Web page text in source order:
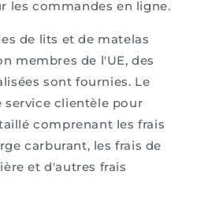
les commandes en ligne.
de lits et de matelas
membres de l'UE, des
sont fournies. Le
clientèle pour
comprenant les frais
carburant, les frais de
et d'autres frais